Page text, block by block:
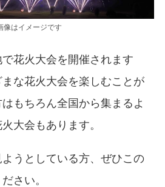
像はイメージです
花火大会を開催されます
な花火大会を楽しむことが
もちろん全国から集まるよ
大会もあります。
うとしている方、ぜひこの
さい。